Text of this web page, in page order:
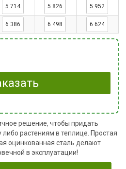
5 714 5 826 5 952
6 386 6 498 6 624
решение, чтобы придать
растениям в теплице. Простая
оцинкованная сталь делают
в эксплуатации!